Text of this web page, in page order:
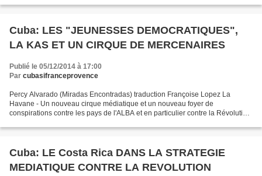
Cuba: LES "JEUNESSES DEMOCRATIQUES",
LA KAS ET UN CIRQUE DE MERCENAIRES
Publié le 05/12/2014 à 17:00
Par cubasifranceprovence
Percy Alvarado (Miradas Encontradas) traduction Françoise Lopez La
Havane - Un nouveau cirque médiatique et un nouveau foyer de
conspirations contre les pays de l'ALBA et en particulier contre la Révolution
Cuba: LE Costa Rica DANS LA STRATEGIE
MEDIATIQUE CONTRE LA REVOLUTION